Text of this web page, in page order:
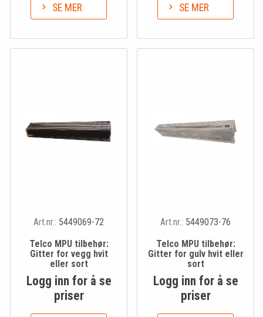
SE MER SE MER
Art.nr.: 5449069-72
Telco MPU tilbehør:
Gitter for vegg hvit
eller sort
Logg inn for å se
priser
Art.nr.: 5449073-76
Telco MPU tilbehør:
Gitter for gulv hvit eller
sort
Logg inn for å se
priser